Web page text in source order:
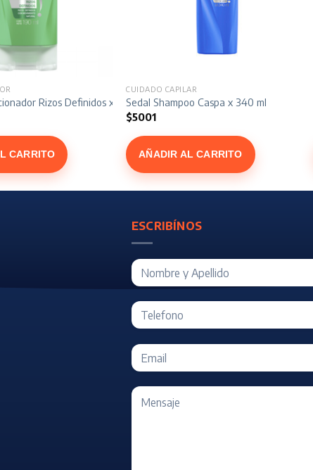
Rizos Definidos x 190 ml
CARRITO
CUIDADO CAPILAR
Sedal Shampoo Caspa x 340 ml
$5001
AÑADIR AL CARRITO
ESCRIBÍNOS